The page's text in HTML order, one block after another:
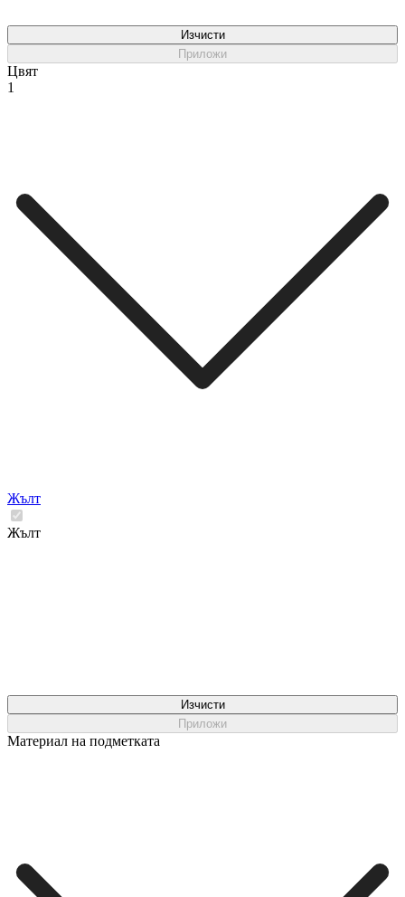
Изчисти
Приложи
Цвят
1
Жълт
Жълт
Изчисти
Приложи
Материал на подметката